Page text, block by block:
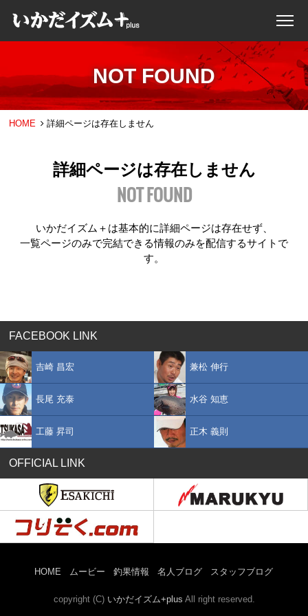
NOT FOUND
HOME 詳細ページは存在しません
詳細ページは存在しません
NOT FOUND
いかだイズム＋は基本的に詳細ページは存在せず、
一覧ページのみで完結できる情報のみを配信するサイトで
す。
FACEBOOK LINK
吉崎 昌宏 兼松 伸行
長尾 充泰 水谷 知恵
工藤 昇司 正木 義則
OFFICIAL LINK
HOME ムービー 釣果情報 名人ブログ スタッフブログ
copyright (C) いかだイズム+plus All right reserved.